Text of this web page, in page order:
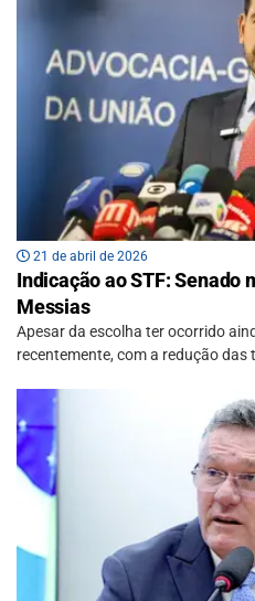
21 de abril de 2026
Indicação ao STF: Senado
Messias
Apesar da escolha ter ocorrido
recentemente, com a redução das